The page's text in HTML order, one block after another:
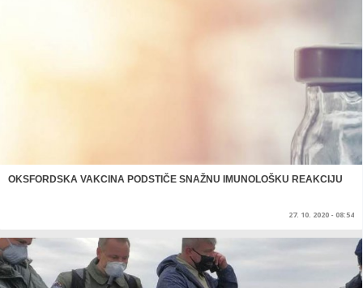
OKSFORDSKA VAKCINA PODSTIČE SNAŽNU IMUNOLOŠKU REAKCIJU
27. 10. 2020 - 08:54